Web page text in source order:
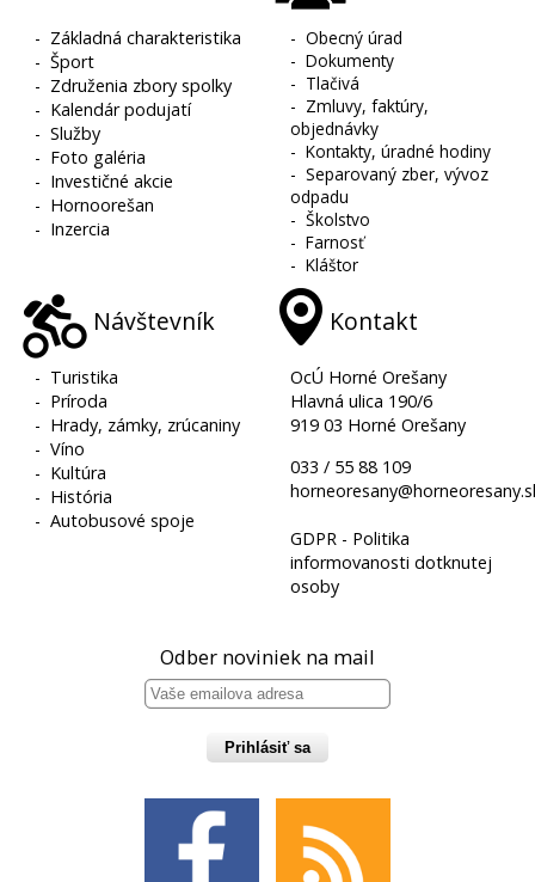
- Základná charakteristika
-Šport
- Združenia zbory spolky
- Kalendár podujatí
-Služby
- Foto galéria
- Investičné akcie
- Hornoorešan
- Inzercia
-Obecný úrad
-Dokumenty
- Tlačivá
- Zmluvy, faktúry,
objednávky
-Kontakty, úradné hodiny
-Separovaný zber, vývoz
odpadu
-Školstvo
-Farnosť
-Kláštor
Návštevník
- Turistika
- Príroda
- Hrady, zámky, zrúcaniny
-Víno
- Kultúra
- História
-Autobusové spoje
Kontakt
OcÚ Horné Orešany
Hlavná ulica 190/6
919 03 Horné Orešany
033 / 55 88 109
GDPR - Politika
informovanosti dotknutej
osoby
Odber noviniek na mail
Prihlásiť sa